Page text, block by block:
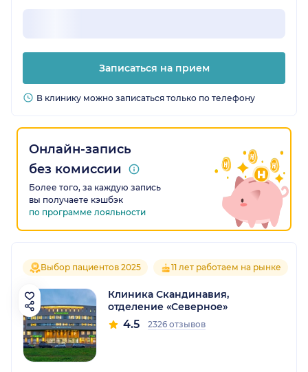
Записаться на прием
В клинику можно записаться только по телефону
Онлайн-запись
без комиссии
Более того, за каждую запись
вы получаете кэшбэк
по программе лояльности
Выбор пациентов 2025 11 лет работаем на рынке
Клиника Скандинавия,
отделение «Северное»
4.5 2326 отзывов